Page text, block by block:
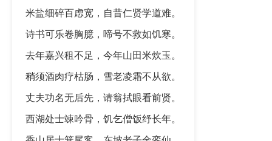
米盐细碎百虑宽，自昔仁贤学道难。
诗书可乐卷胸臆，啼号不救如饥寒。
去年嘉兴租不足，今年山田米炊玉。
稍须酒肉疗枯肠，雪老凌霜不从欲。
丈夫功名无后先，请翁拭眼看前贤。
西湖处士竦吟骨，饥乞僧饭纾长年。